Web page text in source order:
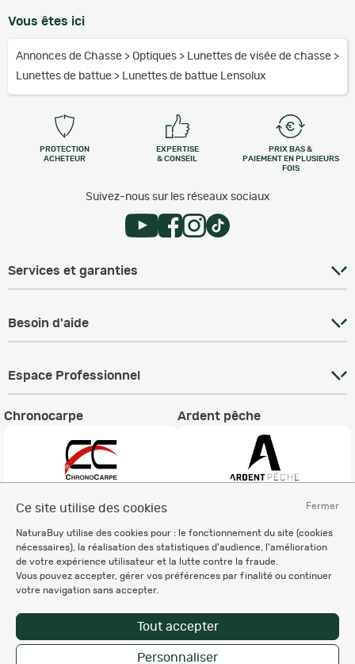
Fermer
Ce site utilise des cookies
NaturaBuy utilise des cookies pour : le fonctionnement du site (cookies
nécessaires), la réalisation des statistiques d'audience, l'amélioration
de votre expérience utilisateur et la lutte contre la fraude.
Vous pouvez accepter, gérer vos préférences par finalité ou continuer
votre navigation sans accepter.
Tout accepter
Personnaliser
Vous êtes ici
Annonces de Chasse > Optiques > Lunettes de visée de chasse >
Lunettes de battue > Lunettes de battue Lensolux
PROTECTION
ACHETEUR
EXPERTISE
& CONSEIL
PRIX BAS &
PAIEMENT EN PLUSIEURS
FOIS
Suivez-nous sur les réseaux sociaux
Services et garanties
Besoin d'aide
Espace Professionnel
Chronocarpe Ardent pêche
Charte éthique
Mentions légales
Règlement & Conditions d'utilisation
Politique de protection
des données personnelles
Personnalisation des cookies